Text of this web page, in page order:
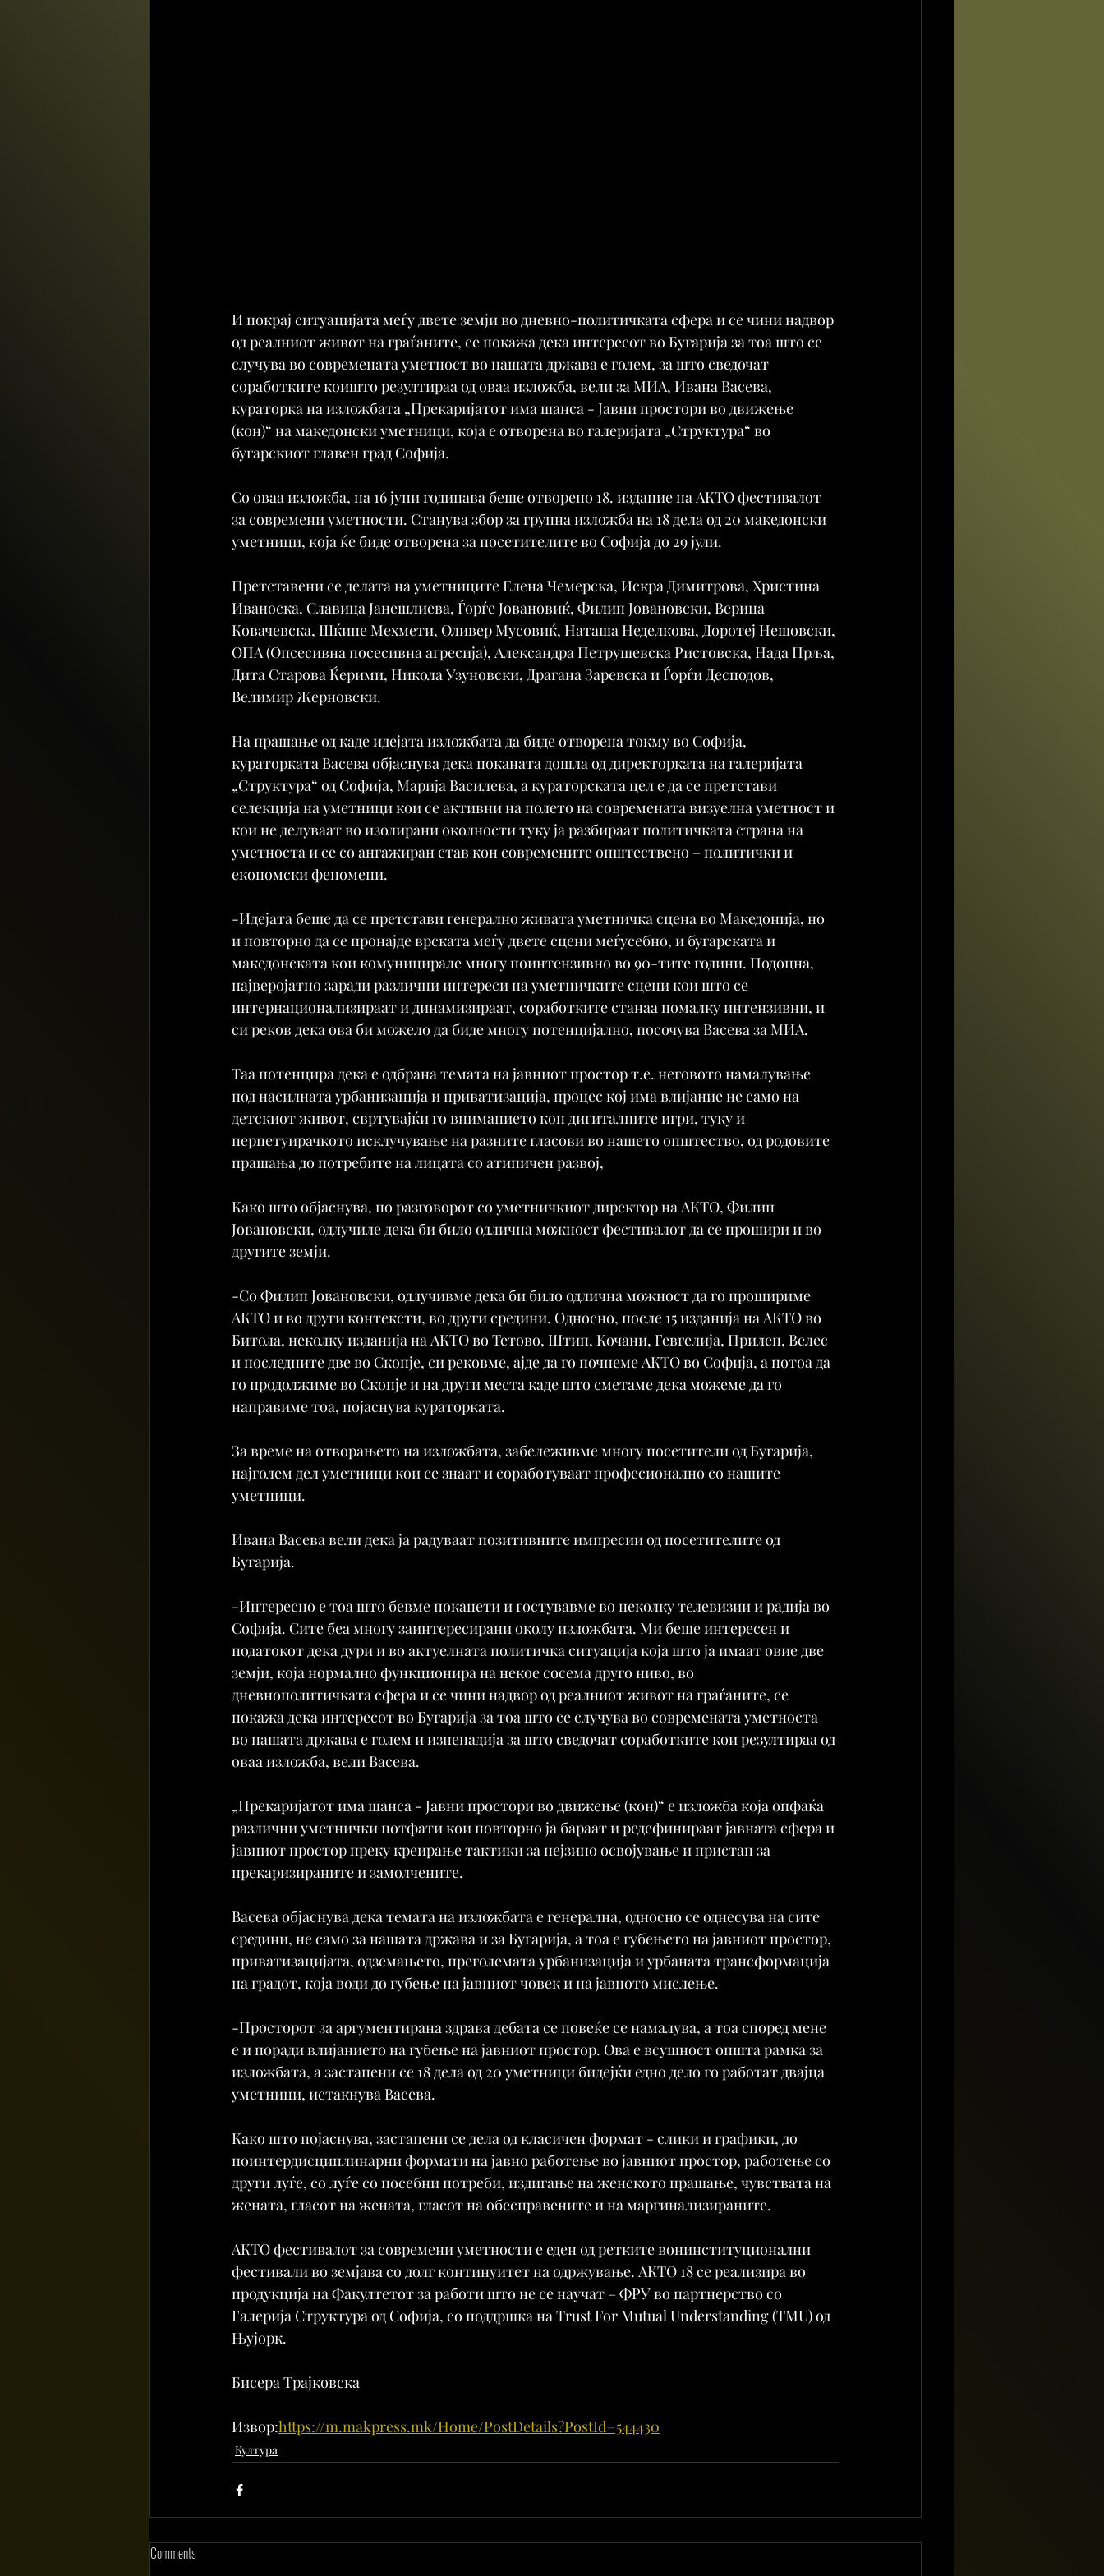
И покрај ситуацијата меѓу двете земји во дневно-политичката сфера и се чини надвор
од реалниот живот на граѓаните, се покажа дека интересот во Бугарија за тоа што се
случува во современата уметност во нашата држава е голем, за што сведочат
соработките коишто резултираа од оваа изложба, вели за МИА, Ивана Васева,
кураторка на изложбата „Прекаријатот има шанса - Јавни простори во движење
(кон)“ на македонски уметници, која е отворена во галеријата „Структура“ во
бугарскиот главен град Софија.
Со оваа изложба, на 16 јуни годинава беше отворено 18. издание на АКТО фестивалот
за современи уметности. Станува збор за групна изложба на 18 дела од 20 македонски
уметници, која ќе биде отворена за посетителите во Софија до 29 јули.
Претставени се делата на уметниците Елена Чемерска, Искра Димитрова, Христина
Иваноска, Славица Јанешлиева, Ѓорѓе Јовановиќ, Филип Јовановски, Верица
Ковачевска, Шќипе Мехмети, Оливер Мусовиќ, Наташа Неделкова, Доротеј Нешовски,
ОПА (Опсесивна посесивна агресија), Александра Петрушевска Ристовска, Нада Прља,
Дита Старова Ќерими, Никола Узуновски, Драгана Заревска и Ѓорѓи Десподов,
Велимир Жерновски.
На прашање од каде идејата изложбата да биде отворена токму во Софија,
кураторката Васева објаснува дека поканата дошла од директорката на галеријата
„Структура“ од Софија, Марија Василева, а кураторската цел е да се претстави
селекција на уметници кои се активни на полето на современата визуелна уметност и
кои не делуваат во изолирани околности туку ја разбираат политичката страна на
уметноста и се со ангажиран став кон современите општествено – политички и
економски феномени.
-Идејата беше да се претстави генерално живата уметничка сцена во Македонија, но
и повторно да се пронајде врската меѓу двете сцени меѓусебно, и бугарската и
македонската кои комуницирале многу поинтензивно во 90-тите години. Подоцна,
најверојатно заради различни интереси на уметничките сцени кои што се
интернационализираат и динамизираат, соработките станаа помалку интензивни, и
си реков дека ова би можело да биде многу потенцијално, посочува Васева за МИА.
Таа потенцира дека е одбрана темата на јавниот простор т.е. неговото намалување
под насилната урбанизација и приватизација, процес кој има влијание не само на
детскиот живот, свртувајќи го вниманието кон дигиталните игри, туку и
перпетуирачкото исклучување на разните гласови во нашето општество, од родовите
прашања до потребите на лицата со атипичен развој,
Како што објаснува, по разговорот со уметничкиот директор на АКТО, Филип
Јовановски, одлучиле дека би било одлична можност фестивалот да се прошири и во
другите земји.
-Со Филип Јовановски, одлучивме дека би било одлична можност да го прошириме
АКТО и во други контексти, во други средини. Односно, после 15 изданија на АКТО во
Битола, неколку изданија на АКТО во Тетово, Штип, Кочани, Гевгелија, Прилеп, Велес
и последните две во Скопје, си рековме, ајде да го почнеме АКТО во Софија, а потоа да
го продолжиме во Скопје и на други места каде што сметаме дека можеме да го
направиме тоа, појаснува кураторката.
За време на отворањето на изложбата, забележивме многу посетители од Бугарија,
најголем дел уметници кои се знаат и соработуваат професионално со нашите
уметници.
Ивана Васева вели дека ја радуваат позитивните импресии од посетителите од
Бугарија.
-Интересно е тоа што бевме поканети и гостувавме во неколку телевизии и радија во
Софија. Сите беа многу заинтересирани околу изложбата. Ми беше интересен и
податокот дека дури и во актуелната политичка ситуација која што ја имаат овие две
земји, која нормално функционира на некое сосема друго ниво, во
дневнополитичката сфера и се чини надвор од реалниот живот на граѓаните, се
покажа дека интересот во Бугарија за тоа што се случува во современата уметноста
во нашата држава е голем и изненадија за што сведочат соработките кои резултираа од
оваа изложба, вели Васева.
„Прекаријатот има шанса - Јавни простори во движење (кон)“ е изложба која опфаќа
различни уметнички потфати кои повторно ја бараат и редефинираат јавната сфера и
јавниот простор преку креирање тактики за нејзино освојување и пристап за
прекаризираните и замолчените.
Васева објаснува дека темата на изложбата е генерална, односно се однесува на сите
средини, не само за нашата држава и за Бугарија, а тоа е губењето на јавниот простор,
приватизацијата, одземањето, преголемата урбанизација и урбаната трансформација
на градот, која води до губење на јавниот човек и на јавното мислење.
-Просторот за аргументирана здрава дебата се повеќе се намалува, а тоа според мене
е и поради влијанието на губење на јавниот простор. Ова е всушност општа рамка за
изложбата, а застапени се 18 дела од 20 уметници бидејќи едно дело го работат двајца
уметници, истакнува Васева.
Како што појаснува, застапени се дела од класичен формат - слики и графики, до
поинтердисциплинарни формати на јавно работење во јавниот простор, работење со
други луѓе, со луѓе со посебни потреби, издигање на женското прашање, чувствата на
жената, гласот на жената, гласот на обесправените и на маргинализираните.
АКТО фестивалот за современи уметности е еден од ретките вонинституционални
фестивали во земјава со долг континуитет на одржување. АКТО 18 се реализира во
продукција на Факултетот за работи што не се научат – ФРУ во партнерство со
Галерија Структура од Софија, со поддршка на Trust For Mutual Understanding (TMU) од
Њујорк.
Бисера Трајковска
Извор:https://m.makpress.mk/Home/PostDetails?PostId=544430
Култура
Comments